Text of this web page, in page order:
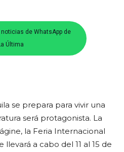
de WhatsApp de
Última
se prepara para vivir una
será protagonista. La
la Feria Internacional
llevará a cabo del 11 al 15 de